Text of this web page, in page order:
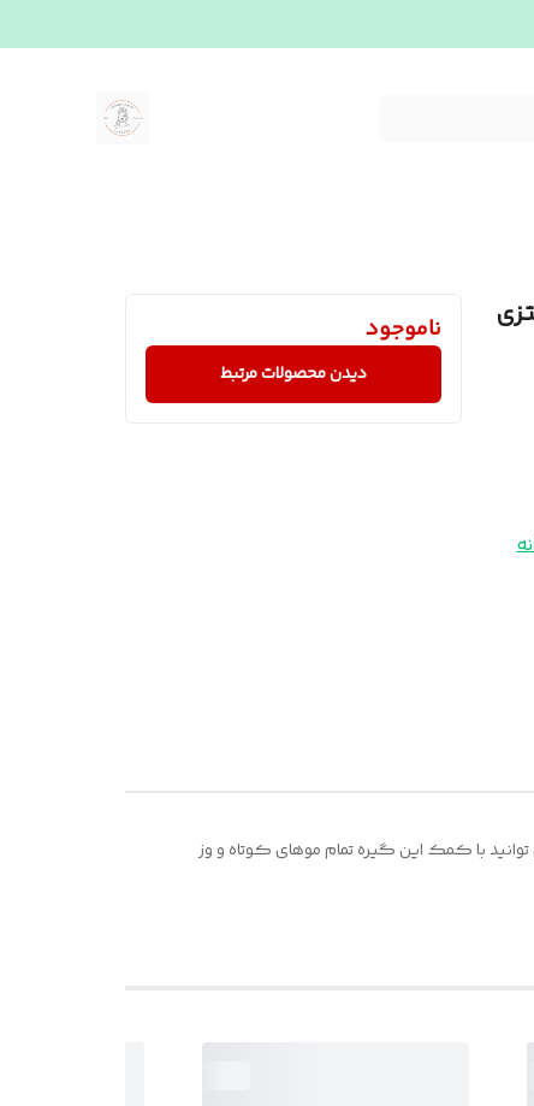
ناموجود
دیدن محصولات مرتبط
با کمک این گیره تمام موهای کوتاه و وز